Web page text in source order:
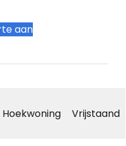
aan
Hoekwoning Vrijstaand